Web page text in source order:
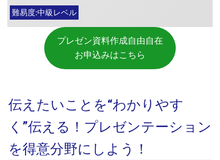
難易度:中級レベル
プレゼン資料作成自由自在
お申込みはこちら
伝えたいことを“わかりやす
く”伝える！プレゼンテーション
を得意分野にしよう！